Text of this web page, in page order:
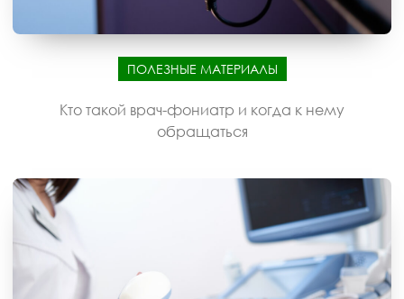
ПОЛЕЗНЫЕ МАТЕРИАЛЫ
Кто такой врач-фониатр и когда к нему
обращаться